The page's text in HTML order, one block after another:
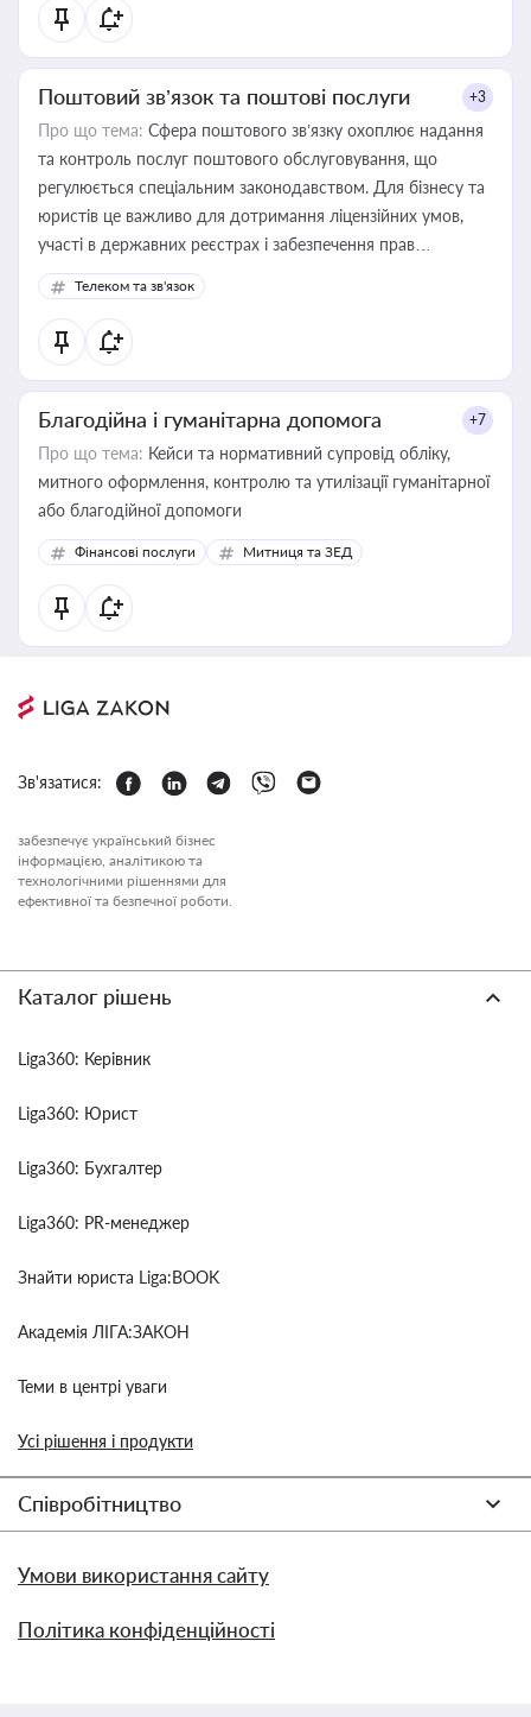
Поштовий зв’язок та поштові послуги +3
Про що тема: Сфера поштового зв’язку охоплює надання
та контроль послуг поштового обслуговування, що
регулюється спеціальним законодавством. Для бізнесу та
юристів це важливо для дотримання ліцензійних умов,
участі в державних реєстрах і забезпечення прав
споживачів.
Телеком та зв'язок
Благодійна і гуманітарна допомога +7
Про що тема: Кейси та нормативний супровід обліку,
митного оформлення, контролю та утилізації гуманітарної
або благодійної допомоги
Фінансові послуги Митниця та ЗЕД
Зв'язатися:
забезпечує український бізнес
інформацією, аналітикою та
технологічними рішеннями для
ефективної та безпечної роботи.
Каталог рішень
Liga360: Керівник
Liga360: Юрист
Liga360: Бухгалтер
Liga360: PR-менеджер
Знайти юриста Liga:BOOK
Академія ЛІГА:ЗАКОН
Теми в центрі уваги
Усі рішення і продукти
Співробітництво
Умови використання сайту
Політика конфіденційності